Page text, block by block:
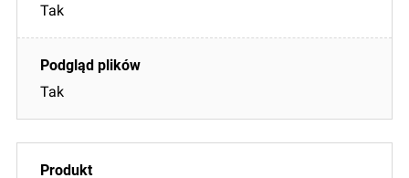
Tak
Tak